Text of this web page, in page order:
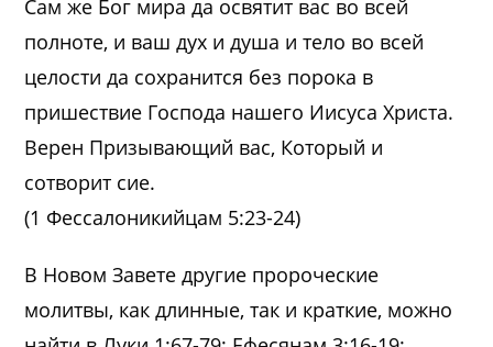
Сам же Бог мира да освятит вас во всей
полноте, и ваш дух и душа и тело во всей
целости да сохранится без порока в
пришествие Господа нашего Иисуса Христа.
Верен Призывающий вас, Который и
сотворит сие.
(1 Фессалоникийцам 5:23-24)
В Новом Завете другие пророческие
молитвы, как длинные, так и краткие, можно